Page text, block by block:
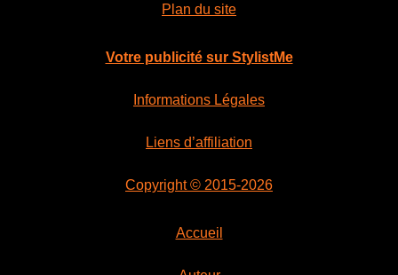
Plan du site
Votre publicité sur StylistMe
Informations Légales
Liens d’affiliation
Copyright © 2015-2026
Accueil